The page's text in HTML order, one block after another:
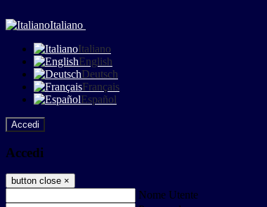
Italiano
Italiano
English
Deutsch
Français
Español
Accedi
Accedi
button close ×
Nome Utente